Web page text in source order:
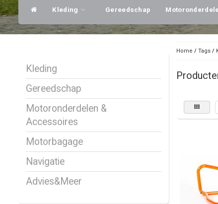
Kleding Gereedschap
Kleding
Gereedschap
Motoronderdelen &
Accessoires
Motorbagage
Navigatie
Advies&Meer
Home / Tags/